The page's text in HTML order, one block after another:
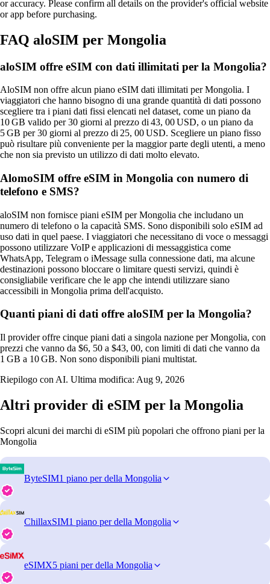
or accuracy. Please confirm all details on the provider's official website
or app before purchasing.
FAQ aloSIM per Mongolia
aloSIM offre eSIM con dati illimitati per la Mongolia?
AloSIM non offre alcun piano eSIM dati illimitati per Mongolia. I
viaggiatori che hanno bisogno di una grande quantità di dati possono
scegliere tra i piani dati fissi elencati nel dataset, come un piano da
10 GB valido per 30 giorni al prezzo di 43, 00 USD, o un piano da
5 GB per 30 giorni al prezzo di 25, 00 USD. Scegliere un piano fisso
può risultare più conveniente per la maggior parte degli utenti, a meno
che non sia previsto un utilizzo di dati molto elevato.
AlomoSIM offre eSIM in Mongolia con numero di
telefono e SMS?
aloSIM non fornisce piani eSIM per Mongolia che includano un
numero di telefono o la capacità SMS. Sono disponibili solo eSIM ad
uso dati in quel paese. I viaggiatori che necessitano di voce o messaggi
possono utilizzare VoIP e applicazioni di messaggistica come
WhatsApp, Telegram o iMessage sulla connessione dati, ma alcune
destinazioni possono bloccare o limitare questi servizi, quindi è
consigliabile verificare che le app che intendi utilizzare siano
accessibili in Mongolia prima dell'acquisto.
Quanti piani di dati offre aloSIM per la Mongolia?
Il provider offre cinque piani dati a singola nazione per Mongolia, con
prezzi che vanno da $6, 50 a $43, 00, con limiti di dati che vanno da
1 GB a 10 GB. Non sono disponibili piani multistat.
Riepilogo con AI. Ultima modifica: Aug 9, 2026
Altri provider di eSIM per la Mongolia
Scopri alcuni dei marchi di eSIM più popolari che offrono piani per la
Mongolia
ByteSIM1 piano per della Mongolia
ChillaxSIM1 piano per della Mongolia
eSIMX5 piani per della Mongolia